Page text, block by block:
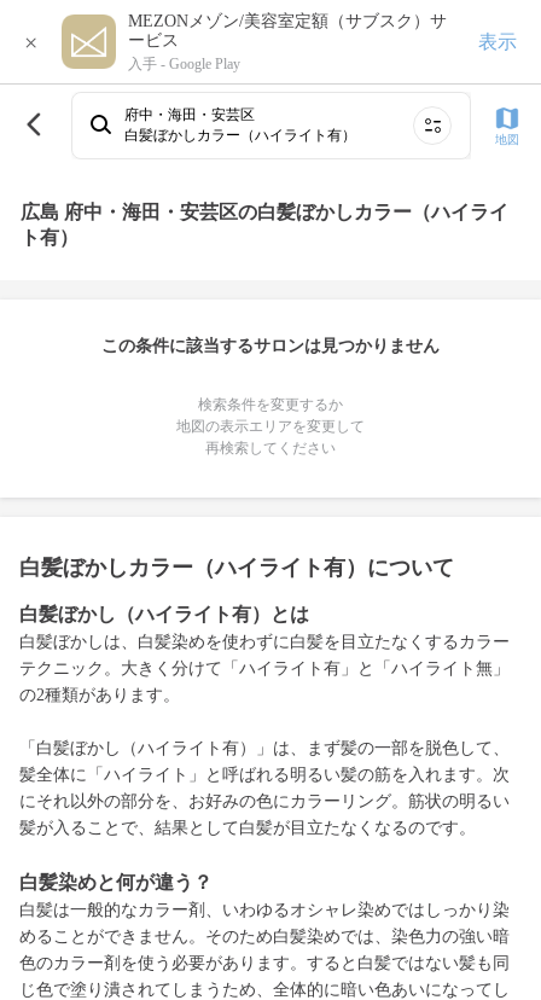
×
MEZONメゾン/美容室定額（サブスク）サ
ービス
入手 - Google Play
表示
府中・海田・安芸区
白髪ぼかしカラー（ハイライト有）
地図
広島 府中・海田・安芸区の白髪ぼかしカラー（ハイライ
ト有）
この条件に該当するサロンは見つかりません
検索条件を変更するか
地図の表示エリアを変更して
再検索してください
白髪ぼかしカラー（ハイライト有）について
白髪ぼかし（ハイライト有）とは
白髪ぼかしは、白髪染めを使わずに白髪を目立たなくするカラー
テクニック。大きく分けて「ハイライト有」と「ハイライト無」
の2種類があります。
「白髪ぼかし（ハイライト有）」は、まず髪の一部を脱色して、
髪全体に「ハイライト」と呼ばれる明るい髪の筋を入れます。次
にそれ以外の部分を、お好みの色にカラーリング。筋状の明るい
髪が入ることで、結果として白髪が目立たなくなるのです。
白髪染めと何が違う？
白髪は一般的なカラー剤、いわゆるオシャレ染めではしっかり染
めることができません。そのため白髪染めでは、染色力の強い暗
色のカラー剤を使う必要があります。すると白髪ではない髪も同
じ色で塗り潰されてしまうため、全体的に暗い色あいになってし